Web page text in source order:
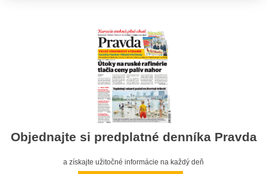
Objednajte si predplatné denníka Pravda
a získajte užitočné informácie na každý deň